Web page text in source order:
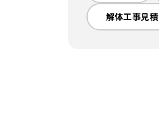
解体工事見積